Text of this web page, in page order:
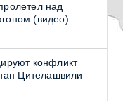
над
(видео)
конфликт
Цителашвили